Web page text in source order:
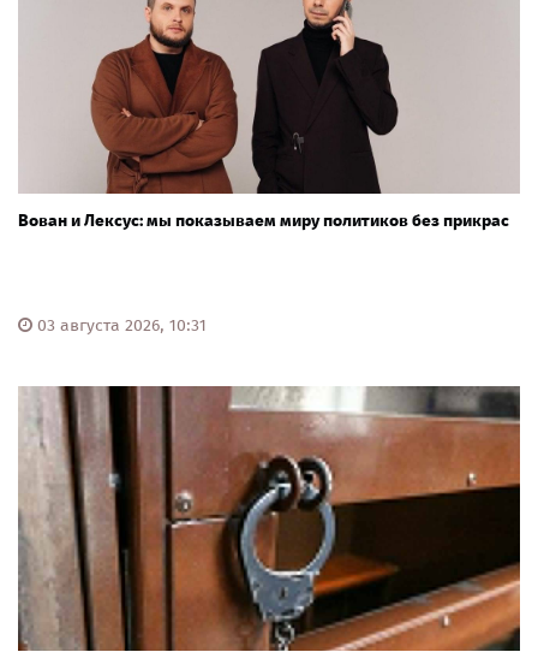
Вован и Лексус: мы показываем миру политиков без прикрас
03 августа 2026, 10:31